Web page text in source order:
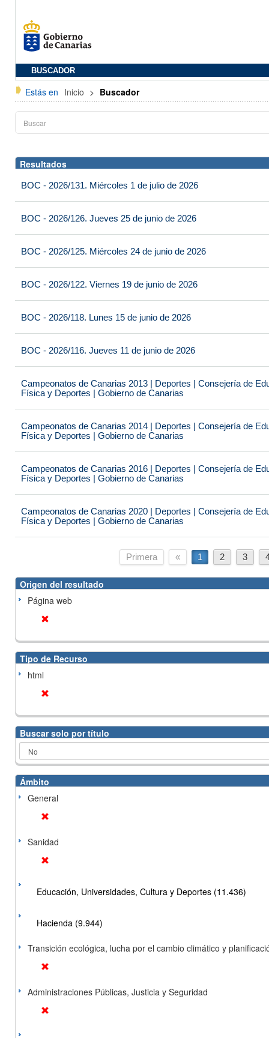
BUSCADOR
Estás en Inicio > Buscador
Resultados
BOC - 2026/131. Miércoles 1 de julio de 2026
BOC - 2026/126. Jueves 25 de junio de 2026
BOC - 2026/125. Miércoles 24 de junio de 2026
BOC - 2026/122. Viernes 19 de junio de 2026
BOC - 2026/118. Lunes 15 de junio de 2026
BOC - 2026/116. Jueves 11 de junio de 2026
Campeonatos de Canarias 2013 | Deportes | Consejería de
Física y Deportes | Gobierno de Canarias
Campeonatos de Canarias 2014 | Deportes | Consejería de
Física y Deportes | Gobierno de Canarias
Campeonatos de Canarias 2016 | Deportes | Consejería de
Física y Deportes | Gobierno de Canarias
Campeonatos de Canarias 2020 | Deportes | Consejería de
Física y Deportes | Gobierno de Canarias
Primera « 1 2 3
Origen del resultado
Página web
Tipo de Recurso
html
Buscar solo por título
Ámbito
General
Sanidad
Educación, Universidades, Cultura y Deportes (11.436)
Hacienda (9.944)
Transición ecológica, lucha por el cambio climático y
Administraciones Públicas, Justicia y Seguridad